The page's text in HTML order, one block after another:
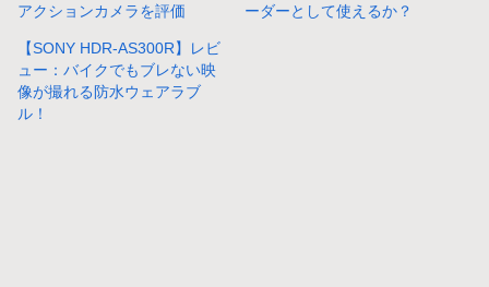
アクションカメラを評価
ーダーとして使えるか？
【SONY HDR-AS300R】レビ
ュー：バイクでもブレない映
像が撮れる防水ウェアラブ
ル！